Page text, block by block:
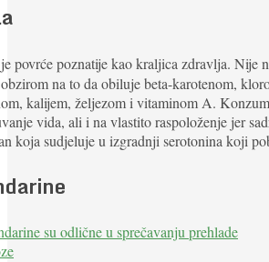
povrće poznatije kao kraljica zdravlja. Nije
na to da obiluje beta-karotenom,
kalijem, željezom i vitaminom A.
vida, ali i na vlastito raspoloženje jer
koja sudjeluje u izgradnji serotonina koji